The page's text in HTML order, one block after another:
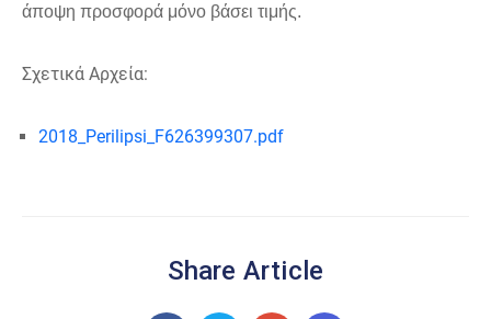
άποψη προσφορά μόνο βάσει τιμής.
Σχετικά Αρχεία:
2018_Perilipsi_F626399307.pdf
Share Article